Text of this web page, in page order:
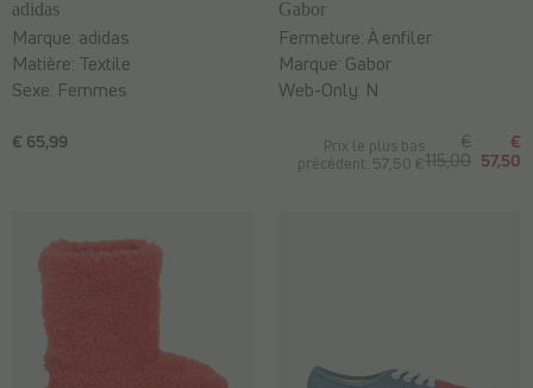
adidas
€ 65,99
Marque: adidas
Matière: Textile
Sexe: Femmes
Gabor
Prix le plus bas
précédent: 57,50 €
€
115,00
€
57,50
Fermeture:À enfiler
Marque: Gabor
Web-Only: N